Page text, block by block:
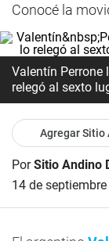
Conocé la
Valentín Perrone
relegó al sexto
Agregar Sitio
PorSitio Andino
14 de